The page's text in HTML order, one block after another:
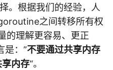
。根据我们的经验，人
之间转移所有权
的理解更容易、更正
是：”不要通过共享内存
内存“。